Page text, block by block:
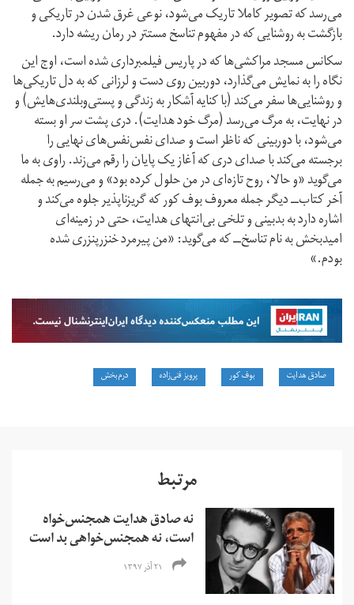
می‌رسد که تصویر کاملا تاریک می‌شود، نوعی غرق شدن در تاریکی و
بازگشت به روشنایی که در مفهوم تناسخ مستتر در رمان ریشه دارد.
سکانس مسجد مراکشی‌ها که در پاریس فیلمبرداری شده است، اوج این
نگاه را به نمایش می‌گذارد، دوربین روی دست و لرزانی که به دل تاریکی‌ها
و روشنایی‌ها سفر می‌کند (با کنایه آشکار به زندگی و پستی‌و‌بلندی‌هایش) و
در نهایت، به مرگ می‌رسد (مرگ خود هدایت). دری پشت سر او بسته
می‌شود، با دوربینی که ناظر است و صدای نفس‌نفس‌های نهایی را
برجسته می‌کند با صدای دری که آغاز یک پایان را رقم می‌زند. راوی به ما
می‌گوید «و حالا، روح تازه‌ای در من حلول کرده بود» و می‌رسیم به جمله
آخر کتاب‌ــ دیگر جمله معروف بوف کور که گریزناپذیر جلوه می‌کند و
اشاره دارد به بدبینی و تلخی بی‌انتهای هدایت، حتی در زمینه‌ای
امیدبخش به نام تناسخ‌ــ که می‌گوید: «من پیرمرد خنزر‌پنزری شده
بودم.»
صادق هدایت بوف کور پرویز فنی‌زاده درم‌بخش
مرتبط
نه صادق هدایت همجنس‌خواه
است، نه همجنس‌خواهی بد است
۲۱ آذر ۱۳۹۷